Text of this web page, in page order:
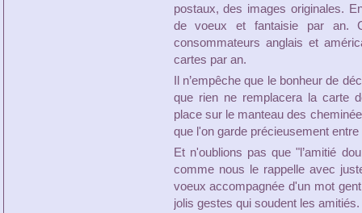
postaux, des images originales.
de voeux et fantaisie par an.
consommateurs anglais et
cartes par an.
Il n’empêche que le bonheur de
que rien ne remplacera la carte
place sur le manteau des
que l'on garde précieusement entre
Et n'oublions pas que "l’amitié
comme nous le rappelle avec
voeux accompagnée d'un mot
jolis gestes qui soudent les amitiés.